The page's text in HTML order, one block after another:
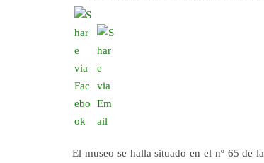
El museo se halla situado en el nº 65 de